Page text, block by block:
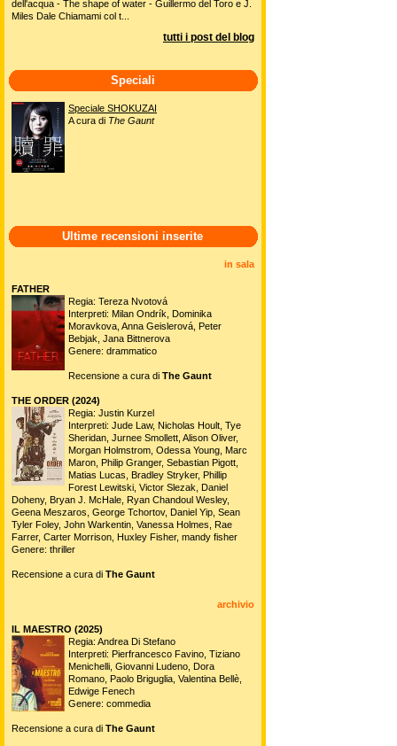
dell'acqua - The shape of water - Guillermo del Toro e J.
Miles Dale Chiamami col t...
tutti i post del blog
Speciali
Speciale SHOKUZAI
A cura di The Gaunt
Ultime recensioni inserite
in sala
FATHER
Regia: Tereza Nvotová
Interpreti: Milan Ondrík, Dominika
Moravkova, Anna Geislerová, Peter
Bebjak, Jana Bittnerova
Genere: drammatico
Recensione a cura di The Gaunt
THE ORDER (2024)
Regia: Justin Kurzel
Interpreti: Jude Law, Nicholas Hoult, Tye
Sheridan, Jurnee Smollett, Alison Oliver,
Morgan Holmstrom, Odessa Young, Marc
Maron, Philip Granger, Sebastian Pigott,
Matias Lucas, Bradley Stryker, Phillip
Forest Lewitski, Victor Slezak, Daniel
Doheny, Bryan J. McHale, Ryan Chandoul Wesley,
Geena Meszaros, George Tchortov, Daniel Yip, Sean
Tyler Foley, John Warkentin, Vanessa Holmes, Rae
Farrer, Carter Morrison, Huxley Fisher, mandy fisher
Genere: thriller
Recensione a cura di The Gaunt
archivio
IL MAESTRO (2025)
Regia: Andrea Di Stefano
Interpreti: Pierfrancesco Favino, Tiziano
Menichelli, Giovanni Ludeno, Dora
Romano, Paolo Briguglia, Valentina Bellè,
Edwige Fenech
Genere: commedia
Recensione a cura di The Gaunt